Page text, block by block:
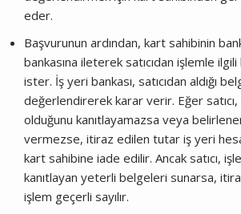
eder.
Başvurunun ardından, kart sahibinin
bankasına ileterek satıcıdan işlemle
ister. İş yeri bankası, satıcıdan aldığı
değerlendirerek karar verir. Eğer
olduğunu kanıtlayamazsa veya
vermezse, itiraz edilen tutar iş yeri
kart sahibine iade edilir. Ancak satıcı,
kanıtlayan yeterli belgeleri sunarsa,
işlem geçerli sayılır.